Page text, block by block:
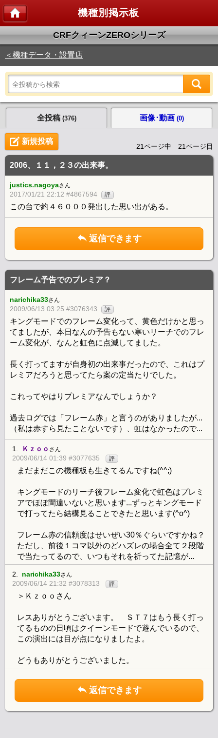
機種別掲示板
CRFクィーンZEROシリーズ
＜機種データ・設置店
全投稿 (376) 画像･動画 (0)
新規投稿
21ページ中 21ページ目
2006、１１，２３の出来事。
justics.nagoyaさん
2017/01/21 22:12 #4867594 評
この台で約４６０００発出した思い出がある。
返信できます
フレーム予告でのプレミア？
narichika33さん
2009/06/13 03:25 #3076343 評
キングモードでのフレーム変化って、黄色だけかと思っ
てましたが、本日なんの予告もない寒いリーチでのフレ
ーム変化が、なんと虹色に点滅してました。
長く打ってますが自身初の出来事だったので、これはプ
レミアだろうと思ってたら案の定当たりでした。
これってやはりプレミアなんでしょうか？
過去ログでは「フレーム赤」と言うのがありましたが...
（私は赤すら見たことないです）、虹はなかったので...
1. Ｋｚｏｏ さん
2009/06/14 01:39 #3077635 評
まだまだこの機種板も生きてるんですね(^^;)
キングモードのリーチ後フレーム変化で虹色はプレミ
アでほぼ間違いないと思います...ずっとキングモード
で打ってたら結構見ることできたと思います(^o^)
フレーム赤の信頼度はせいぜい30％ぐらいですかね？
ただし、前後１コマ以外のどハズレの場合全て２段階
で当たってるので、いつもそれを祈ってた記憶が...
2. narichika33さん
2009/06/14 21:32 #3078313 評
＞Ｋｚｏｏさん
レスありがとうございます。 ＳＴ７はもう長く打っ
てるものの日頃はクイーンモードで遊んでいるので、
この演出には目が点になりましたよ。
どうもありがとうございました。
返信できます